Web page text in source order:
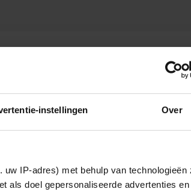
instellingen Over
IP-adres) met behulp van technologieën
als doel gepersonaliseerde advertenties en